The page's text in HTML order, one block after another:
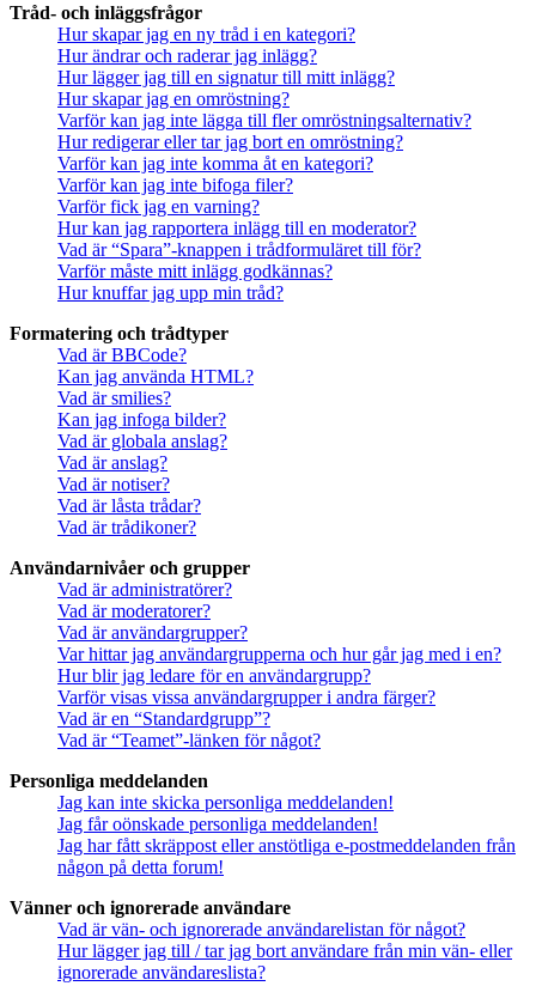
Tråd- och inläggsfrågor
Hur skapar jag en ny tråd i en kategori?
Hur ändrar och raderar jag inlägg?
Hur lägger jag till en signatur till mitt inlägg?
Hur skapar jag en omröstning?
Varför kan jag inte lägga till fler omröstningsalternativ?
Hur redigerar eller tar jag bort en omröstning?
Varför kan jag inte komma åt en kategori?
Varför kan jag inte bifoga filer?
Varför fick jag en varning?
Hur kan jag rapportera inlägg till en moderator?
Vad är “Spara”-knappen i trådformuläret till för?
Varför måste mitt inlägg godkännas?
Hur knuffar jag upp min tråd?
Formatering och trådtyper
Vad är BBCode?
Kan jag använda HTML?
Vad är smilies?
Kan jag infoga bilder?
Vad är globala anslag?
Vad är anslag?
Vad är notiser?
Vad är låsta trådar?
Vad är trådikoner?
Användarnivåer och grupper
Vad är administratörer?
Vad är moderatorer?
Vad är användargrupper?
Var hittar jag användargrupperna och hur går jag med i en?
Hur blir jag ledare för en användargrupp?
Varför visas vissa användargrupper i andra färger?
Vad är en “Standardgrupp”?
Vad är “Teamet”-länken för något?
Personliga meddelanden
Jag kan inte skicka personliga meddelanden!
Jag får oönskade personliga meddelanden!
Jag har fått skräppost eller anstötliga e-postmeddelanden från
någon på detta forum!
Vänner och ignorerade användare
Vad är vän- och ignorerade användarelistan för något?
Hur lägger jag till / tar jag bort användare från min vän- eller
ignorerade användareslista?